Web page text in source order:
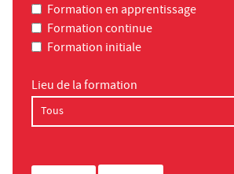
Formation en apprentissage
Formation continue
Formation initiale
Lieu de la formation